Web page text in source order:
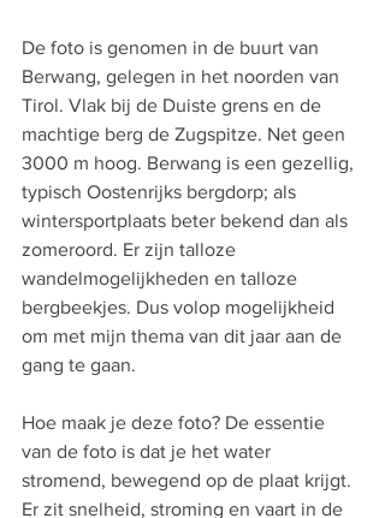
De foto is genomen in de buurt van
Berwang, gelegen in het noorden van
Tirol. Vlak bij de Duiste grens en de
machtige berg de Zugspitze. Net geen
3000 m hoog. Berwang is een gezellig,
typisch Oostenrijks bergdorp; als
wintersportplaats beter bekend dan als
zomeroord. Er zijn talloze
wandelmogelijkheden en talloze
bergbeekjes. Dus volop mogelijkheid
om met mijn thema van dit jaar aan de
gang te gaan.
Hoe maak je deze foto? De essentie
van de foto is dat je het water
stromend, bewegend op de plaat krijgt.
Er zit snelheid, stroming en vaart in de